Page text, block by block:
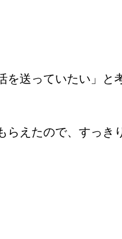
を送っていたい」と
らえたので、すっき